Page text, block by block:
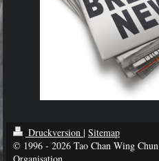
Druckversion | Sitemap
© 1996 - 2026 Tao Chan Wing Chun